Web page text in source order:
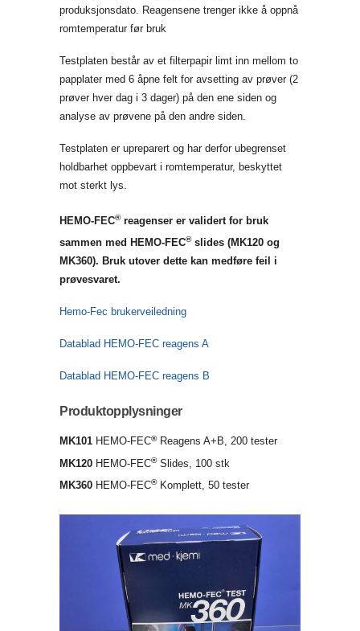
produksjonsdato. Reagensene trenger ikke å oppnå
romtemperatur før bruk
Testplaten består av et filterpapir limt inn mellom to
papplater med 6 åpne felt for avsetting av prøver (2
prøver hver dag i 3 dager) på den ene siden og
analyse av prøvene på den andre siden.
Testplaten er upreparert og har derfor ubegrenset
holdbarhet oppbevart i romtemperatur, beskyttet
mot sterkt lys.
HEMO-FEC®reagenser er validert for bruk
sammen med HEMO-FEC®slides (MK120 og
MK360). Bruk utover dette kan medføre feil i
prøvesvaret.
Hemo-Fec brukerveiledning
Datablad HEMO-FEC reagens A
Datablad HEMO-FEC reagens B
Produktopplysninger
MK101 HEMO-FEC®Reagens A+B, 200 tester
MK120 HEMO-FEC®Slides, 100 stk
MK360 HEMO-FEC®Komplett, 50 tester